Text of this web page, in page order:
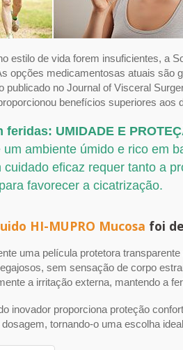
estilo de vida forem insuficientes, a
opções medicamentosas atuais são
publicado no Journal of Visceral
benefícios superiores aos
UMIDADE E
um ambiente úmido e rico em
cuidado eficaz requer tanto a
favorecer a cicatrização.
HI-MUPRO Mucosa foi
uma película protetora
sem sensação de corpo
a irritação externa, mantendo a
inovador proporciona proteção
tornando-o uma escolha